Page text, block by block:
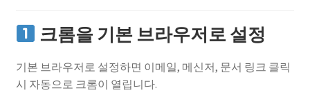
크롬을 기본 브라우저로 설정
기본 브라우저로 설정하면 이메일, 메신저, 문서 링크 클릭
시 자동으로 크롬이 열립니다.